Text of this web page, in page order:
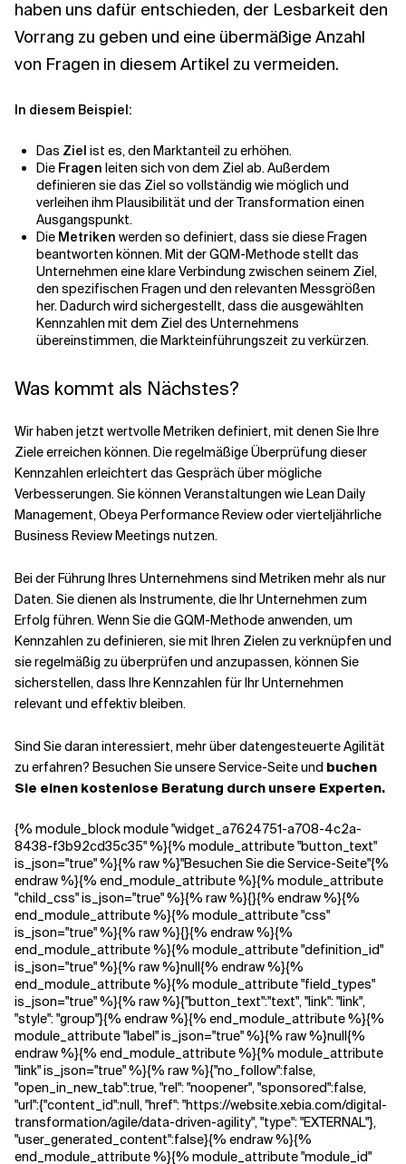
haben uns dafür entschieden, der Lesbarkeit den
Vorrang zu geben und eine übermäßige Anzahl
von Fragen in diesem Artikel zu vermeiden.
In diesem Beispiel:
Das Ziel ist es, den Marktanteil zu erhöhen.
Die Fragen leiten sich von dem Ziel ab. Außerdem
definieren sie das Ziel so vollständig wie möglich und
verleihen ihm Plausibilität und der Transformation einen
Ausgangspunkt.
Die Metriken werden so definiert, dass sie diese Fragen
beantworten können. Mit der GQM-Methode stellt das
Unternehmen eine klare Verbindung zwischen seinem Ziel,
den spezifischen Fragen und den relevanten Messgrößen
her. Dadurch wird sichergestellt, dass die ausgewählten
Kennzahlen mit dem Ziel des Unternehmens
übereinstimmen, die Markteinführungszeit zu verkürzen.
Was kommt als Nächstes?
Wir haben jetzt wertvolle Metriken definiert, mit denen Sie Ihre
Ziele erreichen können. Die regelmäßige Überprüfung dieser
Kennzahlen erleichtert das Gespräch über mögliche
Verbesserungen. Sie können Veranstaltungen wie Lean Daily
Management, Obeya Performance Review oder vierteljährliche
Business Review Meetings nutzen.
Bei der Führung Ihres Unternehmens sind Metriken mehr als nur
Daten. Sie dienen als Instrumente, die Ihr Unternehmen zum
Erfolg führen. Wenn Sie die GQM-Methode anwenden, um
Kennzahlen zu definieren, sie mit Ihren Zielen zu verknüpfen und
sie regelmäßig zu überprüfen und anzupassen, können Sie
sicherstellen, dass Ihre Kennzahlen für Ihr Unternehmen
relevant und effektiv bleiben.
Sind Sie daran interessiert, mehr über datengesteuerte Agilität
zu erfahren? Besuchen Sie unsere Service-Seite und buchen
Sie einen kostenlose Beratung durch unsere Experten.
{% module_block module "widget_a7624751-a708-4c2a-
8438-f3b92cd35c35" %}{% module_attribute "button_text"
is_json="true" %}{% raw %}"Besuchen Sie die Service-Seite"{%
endraw %}{% end_module_attribute %}{% module_attribute
"child_css" is_json="true" %}{% raw %}{}{% endraw %}{%
end_module_attribute %}{% module_attribute "css"
is_json="true" %}{% raw %}{}{% endraw %}{%
end_module_attribute %}{% module_attribute "definition_id"
is_json="true" %}{% raw %}null{% endraw %}{%
end_module_attribute %}{% module_attribute "field_types"
is_json="true" %}{% raw %}{"button_text":"text", "link": "link",
"style": "group"}{% endraw %}{% end_module_attribute %}{%
module_attribute "label" is_json="true" %}{% raw %}null{%
endraw %}{% end_module_attribute %}{% module_attribute
"link" is_json="true" %}{% raw %}{"no_follow":false,
"open_in_new_tab":true, "rel": "noopener", "sponsored":false,
"url":{"content_id":null, "href": "https://website.xebia.com/digital-
transformation/agile/data-driven-agility", "type": "EXTERNAL"},
"user_generated_content":false}{% endraw %}{%
end_module_attribute %}{% module_attribute "module_id"